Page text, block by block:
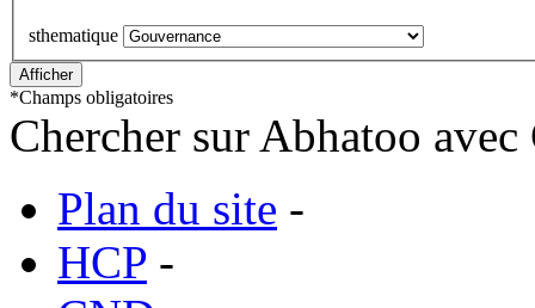
sthematique
*Champs obligatoires
Chercher sur Abhatoo
Plan du site -
HCP -